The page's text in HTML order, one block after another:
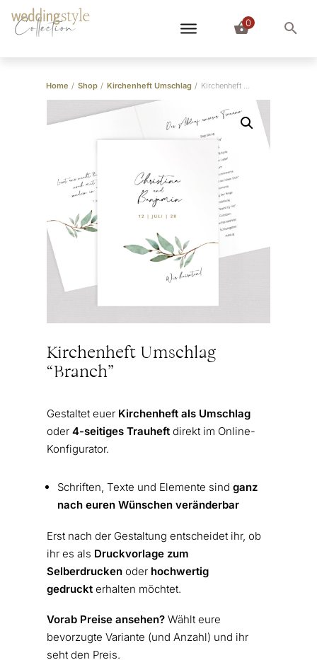
Collection 0
Home / Shop / Kirchenheft Umschlag / Kirchenheft Umschlag “Branch”
Kirchenheft Umschlag
“Branch”
Gestaltet euer Kirchenheft als Umschlag
oder 4-seitiges Trauheftdirekt im Online-
Konfigurator.
Schriften, Texte und Elemente sind ganz
nach euren Wünschen veränderbar
Erst nach der Gestaltung entscheidet ihr, ob
ihr es als Druckvorlage zum
Selberdruckenoder hochwertig
gedruckt erhalten möchtet.
Vorab Preise ansehen?Wählt eure
bevorzugte Variante (und Anzahl) und ihr
seht den Preis.